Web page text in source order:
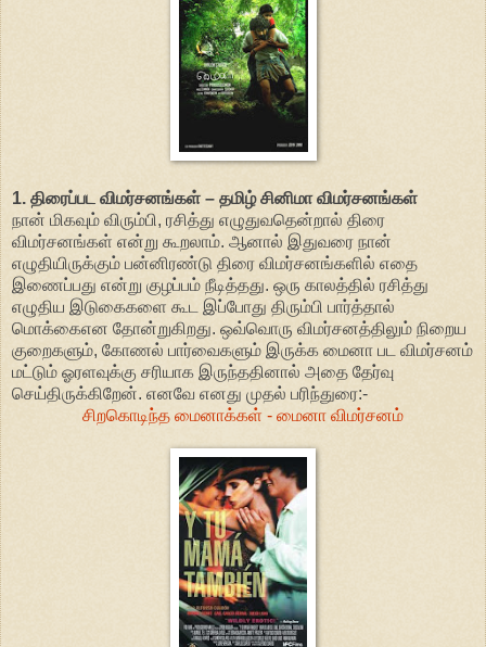
1. திரைப்பட விமர்சனங்கள் – தமிழ் சினிமா விமர்சனங்கள்
நான் மிகவும் விரும்பி, ரசித்து எழுதுவதென்றால் திரை
விமர்சனங்கள் என்று கூறலாம். ஆனால் இதுவரை நான்
எழுதியிருக்கும் பன்னிரண்டு திரை விமர்சனங்களில் எதை
இணைப்பது என்று குழப்பம் நீடித்தது. ஒரு காலத்தில் ரசித்து
எழுதிய இடுகைகளை கூட இப்போது திரும்பி பார்த்தால்
மொக்கைஎன தோன்றுகிறது. ஒவ்வொரு விமர்சனத்திலும் நிறைய
குறைகளும், கோணல் பார்வைகளும் இருக்க மைனா பட விமர்சனம்
மட்டும் ஓரளவுக்கு சரியாக இருந்ததினால் அதை தேர்வு
செய்திருக்கிறேன். எனவே எனது முதல் பரிந்துரை:-
சிறகொடிந்த மைனாக்கள் - மைனா விமர்சனம்